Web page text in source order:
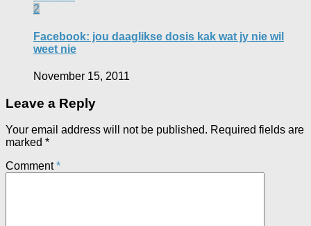
2
Facebook: jou daaglikse dosis kak wat jy nie wil
weet nie
November 15, 2011
Leave a Reply
Your email address will not be published. Required fields are
marked *
Comment*